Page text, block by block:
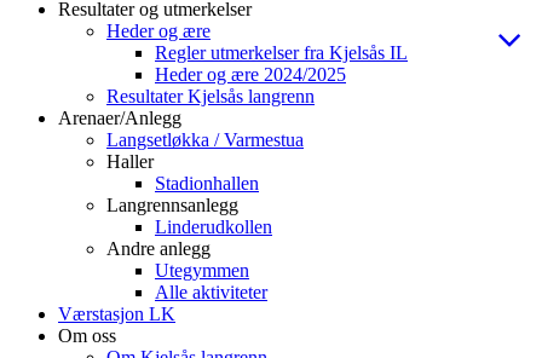
Resultater og utmerkelser
Heder og ære
Regler utmerkelser fra Kjelsås IL
Heder og ære 2024/2025
Resultater Kjelsås langrenn
Arenaer/Anlegg
Langsetløkka / Varmestua
Haller
Stadionhallen
Langrennsanlegg
Linderudkollen
Andre anlegg
Utegymmen
Alle aktiviteter
Værstasjon LK
Om oss